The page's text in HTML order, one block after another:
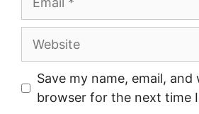
Website
Save my name, email,
browser for the next time